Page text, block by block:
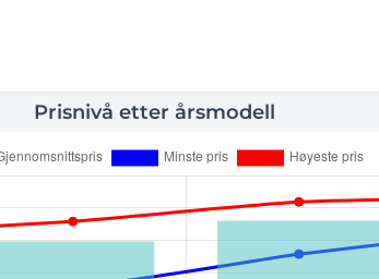
Prisnivå etter årsmodell